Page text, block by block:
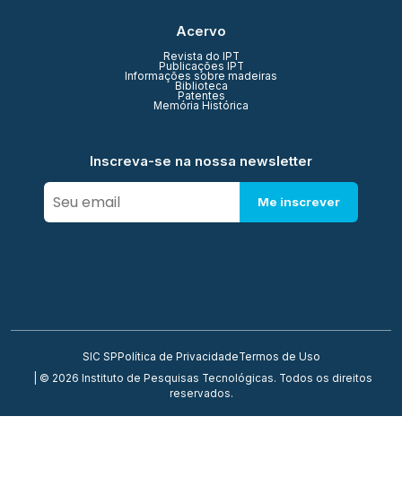
Acervo
Revista do IPT
Publicações IPT
Informações sobre madeiras
Biblioteca
Patentes
Memória Histórica
Inscreva-se na nossa newsletter
Me inscrever
SIC SP Política de PrivacidadeTermos de Uso
| © 2026 Instituto de Pesquisas Tecnológicas. Todos os direitos
reservados.